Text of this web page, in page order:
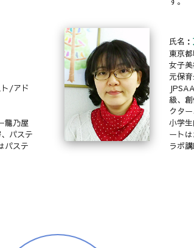
/アド
龍乃屋
パステ
パステ
氏名：
東京
女子
元保育
級、
クタ
小学
ート
ラボ